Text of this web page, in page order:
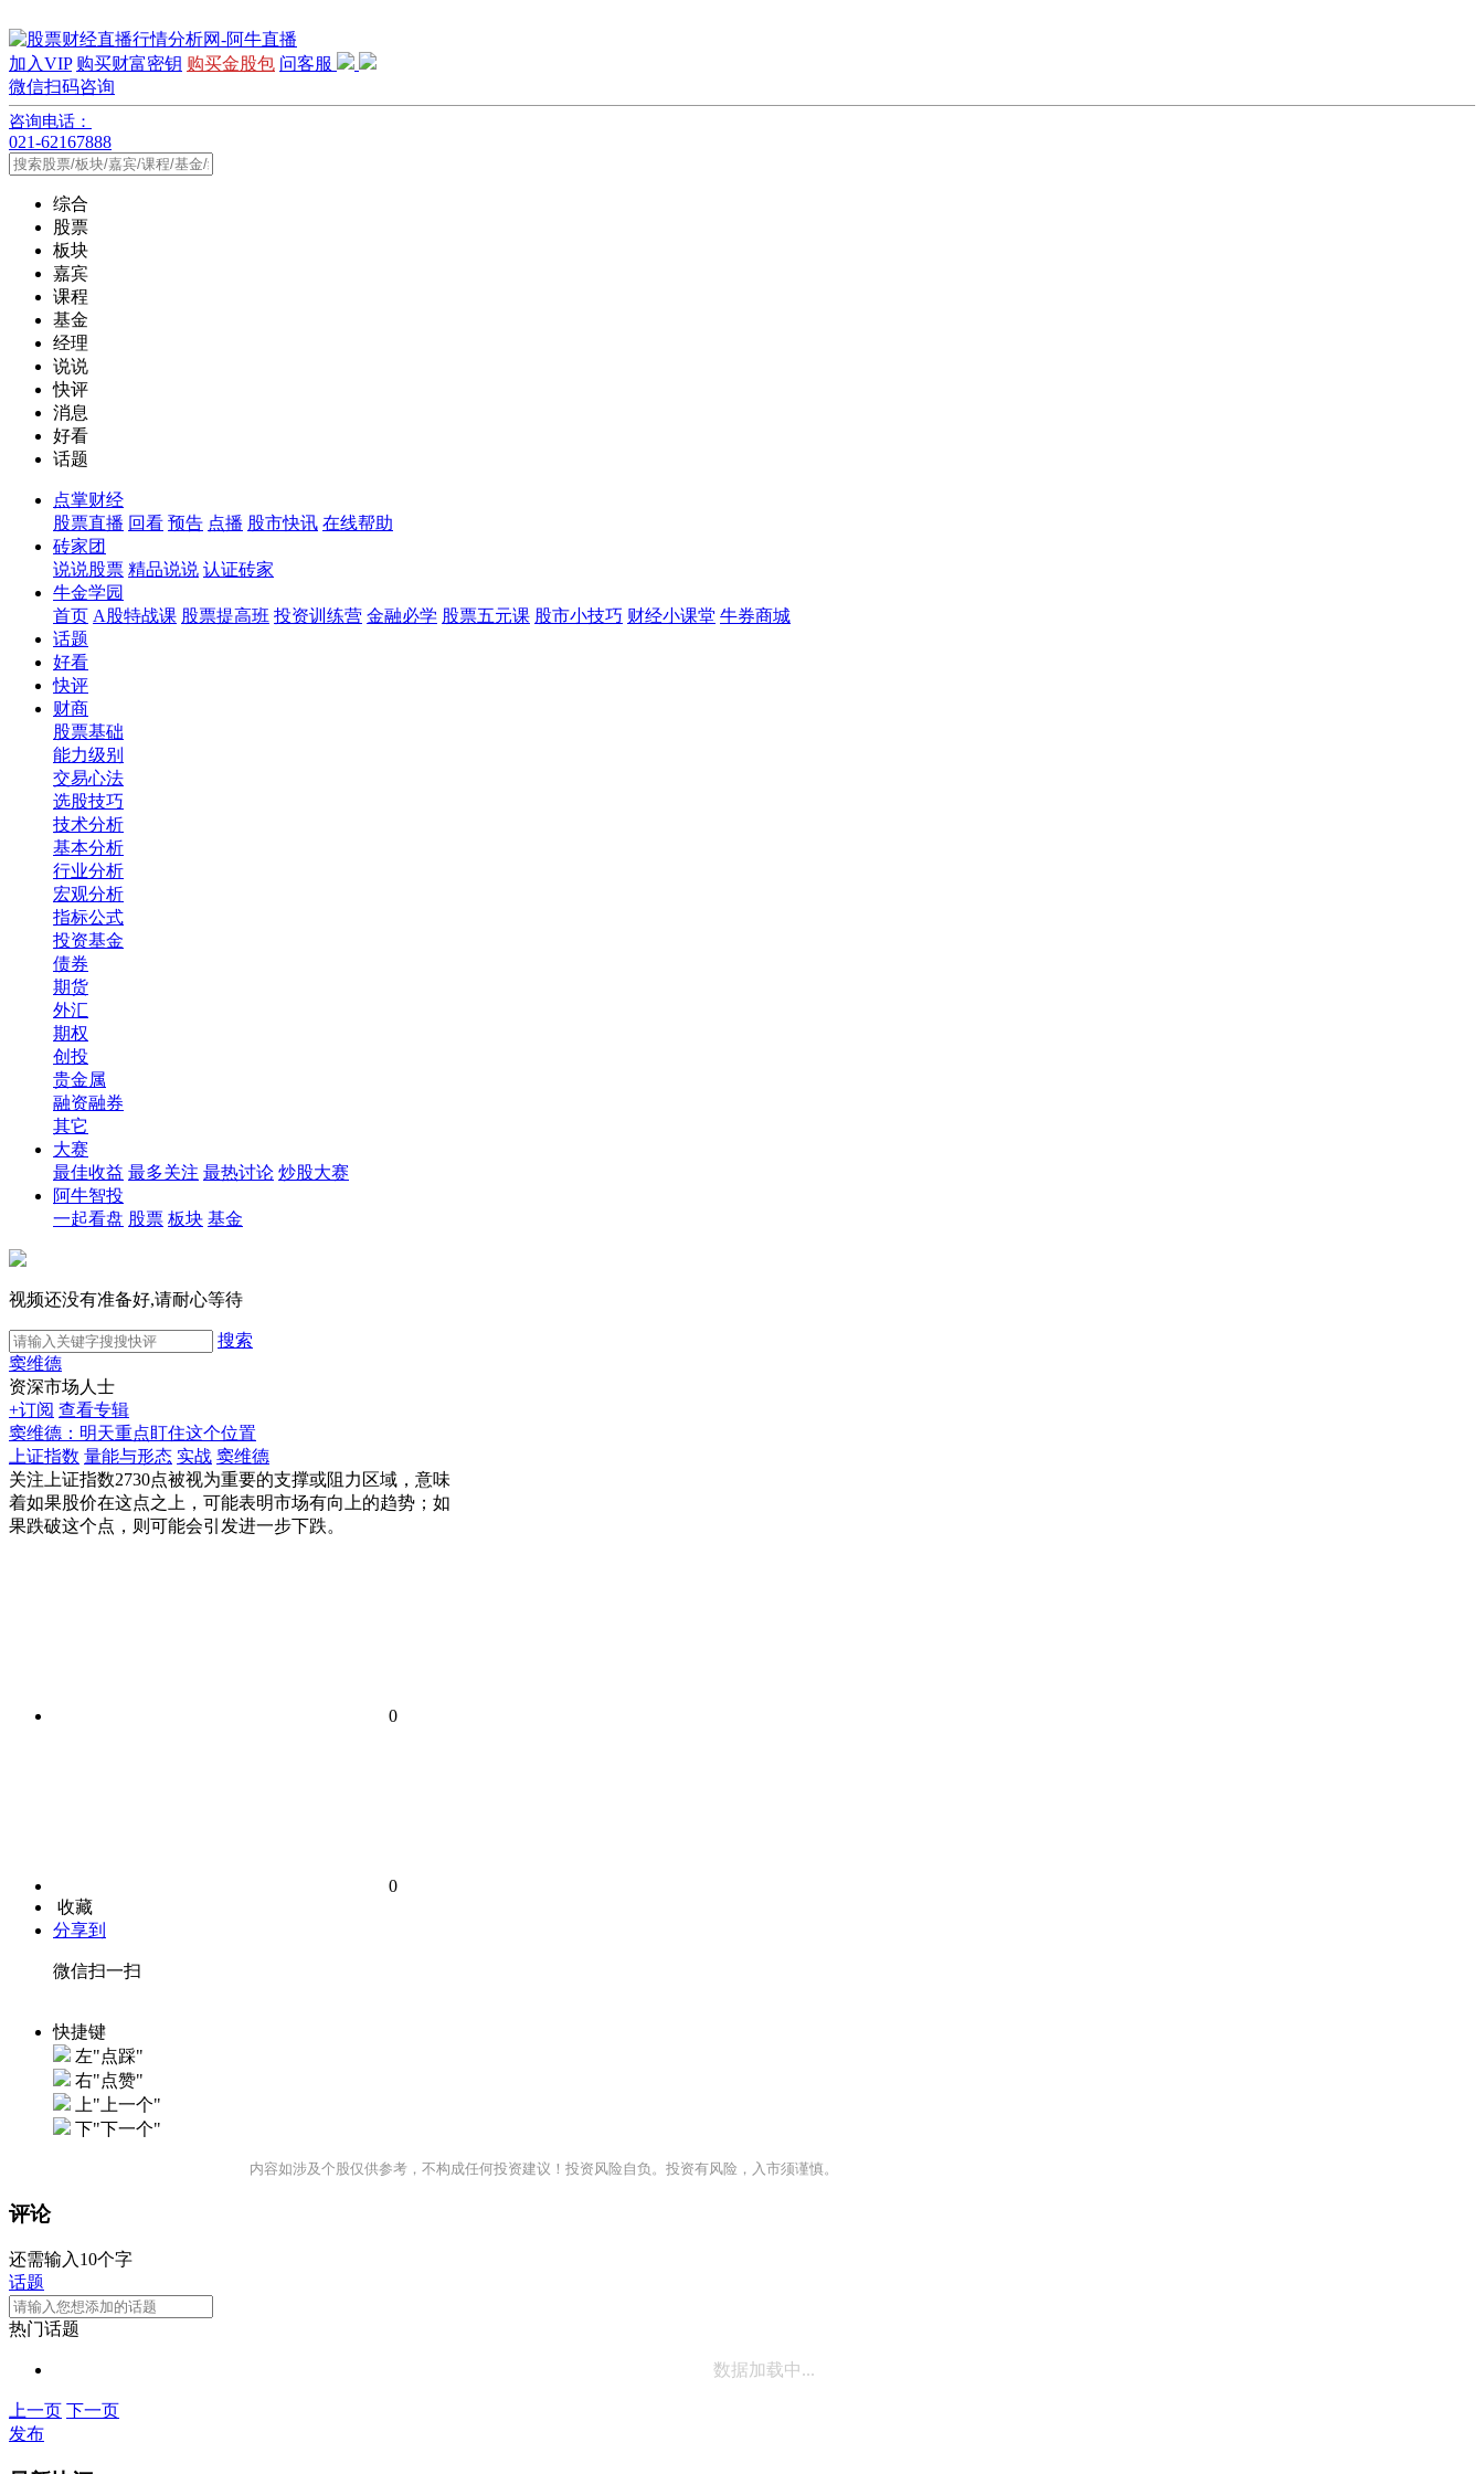
加入VIP 购买财富密钥 购买金股包 问客服
微信扫码咨询
咨询电话：
021-62167888
综合
股票
板块
嘉宾
课程
基金
经理
说说
快评
消息
好看
话题
点掌财经
股票直播 回看 预告 点播 股市快讯 在线帮助
砖家团
说说股票 精品说说 认证砖家
牛金学园
首页 A股特战课 股票提高班 投资训练营 金融必学 股票五元课 股市小技巧 财经小课堂 牛券商城
话题
好看
快评
财商
股票基础
能力级别
交易心法
选股技巧
技术分析
基本分析
行业分析
宏观分析
指标公式
投资基金
债券
期货
外汇
期权
创投
贵金属
融资融券
其它
大赛
最佳收益 最多关注 最热讨论 炒股大赛
阿牛智投
一起看盘 股票 板块 基金
视频还没有准备好,请耐心等待
搜索
窦维德
资深市场人士
+订阅 查看专辑
窦维德：明天重点盯住这个位置
上证指数 量能与形态 实战 窦维德
关注上证指数2730点被视为重要的支撑或阻力区域，意味
着如果股价在这点之上，可能表明市场有向上的趋势；如
果跌破这个点，则可能会引发进一步下跌。
0
0
收藏
分享到
微信扫一扫
快捷键
左"点踩"
右"点赞"
上"上一个"
下"下一个"
内容如涉及个股仅供参考，不构成任何投资建议！投资风险自负。投资有风险，入市须谨慎。
评论
还需输入10个字
话题
热门话题
数据加载中...
上一页 下一页
发布